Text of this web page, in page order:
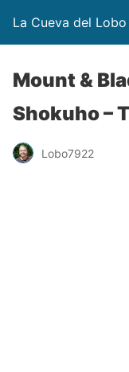
La Cueva del Lobo
Mount &
Shokuho –
Lobo7922